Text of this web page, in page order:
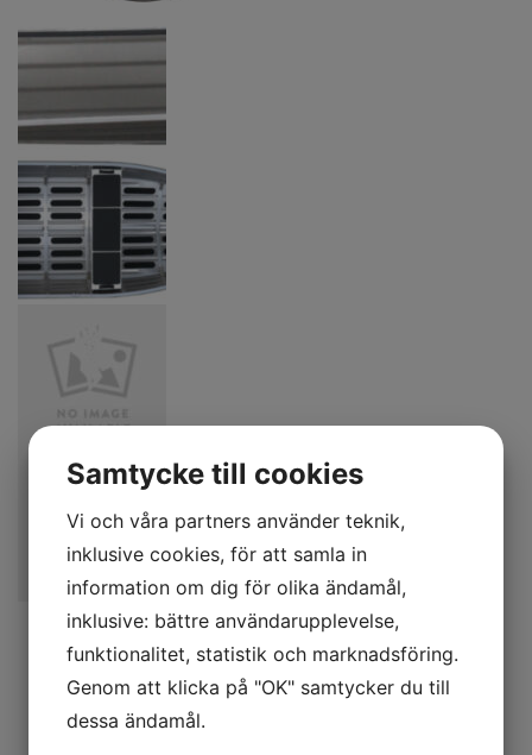
390 Catch är allroundbåten som passar de flesta. Lätt och
trevlig att hantera men ändå förvånansvärt rymlig, som alla
Kimple är den naturligtvis helsvetsad. 390 Catch passar
utmärkt för både motor och rodd med goda sjöegenskaper
som passar fint i sjö och innerskärgård. Den nya
skrovformen med bredare akter ger båten ännu bättre
Samtycke till cookies
Vi och våra partners använder teknik,
inklusive cookies, för att samla in
information om dig för olika ändamål,
inklusive: bättre användarupplevelse,
funktionalitet, statistik och marknadsföring.
Genom att klicka på "OK" samtycker du till
dessa ändamål.